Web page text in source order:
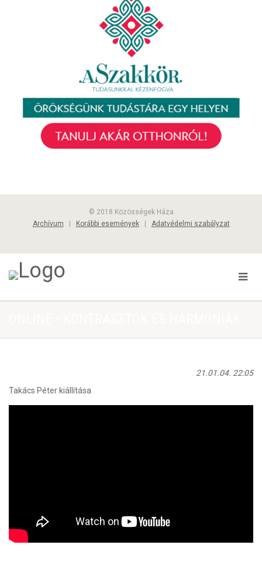
© 2018 Közösségek Háza
Archívum
Korábbi események| Adatvédelmi szabályzat
21.01.04. 22:05
Takács Péter kiállítása